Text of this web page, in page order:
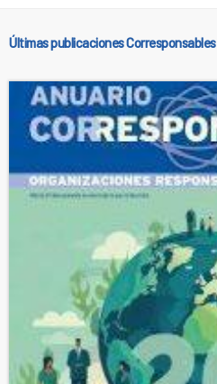
Últimas publicaciones Corresponsables